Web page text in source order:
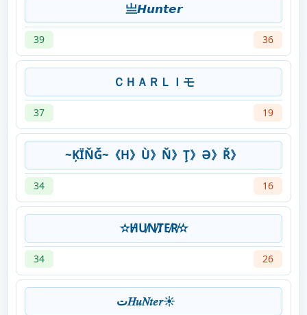
亗𝙃𝙪𝙣𝙩𝙚𝙧
39 36
ＣＨＡＲＬＩモ
37 19
~ĶÏŇĞ~《H》Ù》Ň》Ţ》Ə》Ř》
34 16
✫H̸U̸N̸T̸E̸R̸✫
34 26
ت︎𝐻𝑢𝑁𝑡𝑒𝑟☀